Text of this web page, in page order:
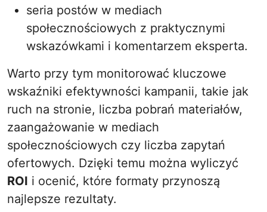
seria postów w mediach
społecznościowych z praktycznymi
wskazówkami i komentarzem eksperta.
Warto przy tym monitorować kluczowe
wskaźniki efektywności kampanii, takie jak
ruch na stronie, liczba pobrań materiałów,
zaangażowanie w mediach
społecznościowych czy liczba zapytań
ofertowych. Dzięki temu można wyliczyć
ROI i ocenić, które formaty przynoszą
najlepsze rezultaty.